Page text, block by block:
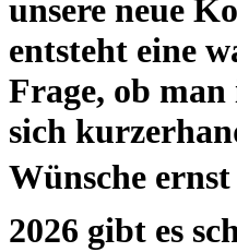
unsere neue
entsteht eine
Frage, ob
sich
Wünsche
2026 gibt es